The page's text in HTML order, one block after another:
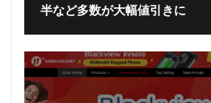
半など多数が大幅値引きに